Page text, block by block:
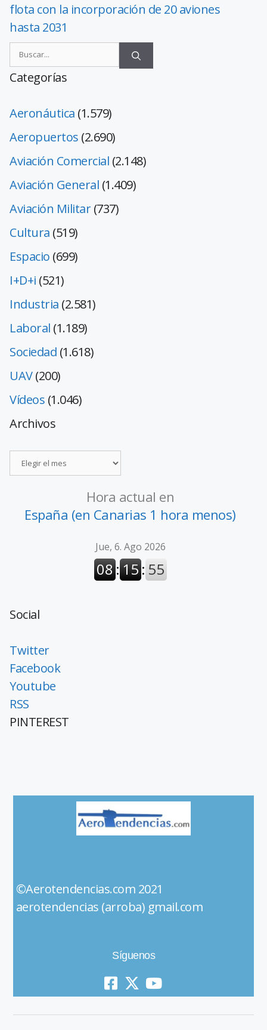
flota con la incorporación de 20 aviones
hasta 2031
Categorías
Aeronáutica (1.579)
Aeropuertos (2.690)
Aviación Comercial (2.148)
Aviación General (1.409)
Aviación Militar(737)
Cultura (519)
Espacio (699)
I+D+i (521)
Industria (2.581)
Laboral (1.189)
Sociedad (1.618)
UAV(200)
Vídeos (1.046)
Archivos
Hora actual en
España (en Canarias 1 hora menos)
Social
Twitter
Facebook
Youtube
RSS
PINTEREST
©Aerotendencias.com 2021
aerotendencias (arroba) gmail.com
Síguenos